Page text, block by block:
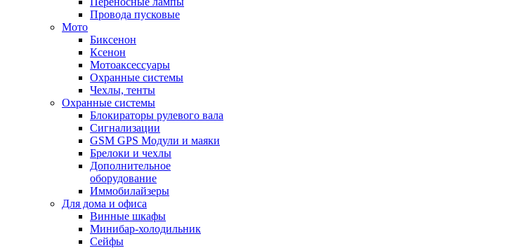
Провода пусковые
Мото
Биксенон
Ксенон
Мотоаксессуары
Охранные системы
Чехлы, тенты
Охранные системы
Блокираторы рулевого вала
Сигнализации
GSM GPS Модули и маяки
Брелоки и чехлы
Дополнительное
оборудование
Иммобилайзеры
Для дома и офиса
Винные шкафы
Минибар-холодильник
Сейфы